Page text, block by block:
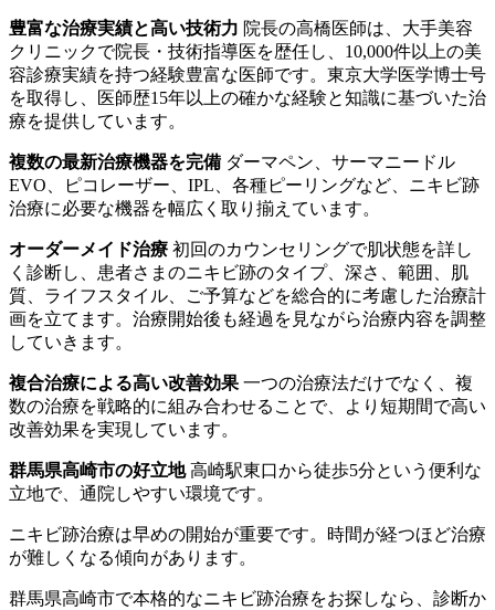
豊富な治療実績と高い技術力 院長の高橋医師は、大手美容
クリニックで院長・技術指導医を歴任し、10,000件以上の美
容診療実績を持つ経験豊富な医師です。東京大学医学博士号
を取得し、医師歴15年以上の確かな経験と知識に基づいた治
療を提供しています。
複数の最新治療機器を完備 ダーマペン、サーマニードル
EVO、ピコレーザー、IPL、各種ピーリングなど、ニキビ跡
治療に必要な機器を幅広く取り揃えています。
オーダーメイド治療 初回のカウンセリングで肌状態を詳し
く診断し、患者さまのニキビ跡のタイプ、深さ、範囲、肌
質、ライフスタイル、ご予算などを総合的に考慮した治療計
画を立てます。治療開始後も経過を見ながら治療内容を調整
していきます。
複合治療による高い改善効果 一つの治療法だけでなく、複
数の治療を戦略的に組み合わせることで、より短期間で高い
改善効果を実現しています。
群馬県高崎市の好立地高崎駅東口から徒歩5分という便利な
立地で、通院しやすい環境です。
ニキビ跡治療は早めの開始が重要です。時間が経つほど治療
が難しくなる傾向があります。
群馬県高崎市で本格的なニキビ跡治療をお探しなら、診断か